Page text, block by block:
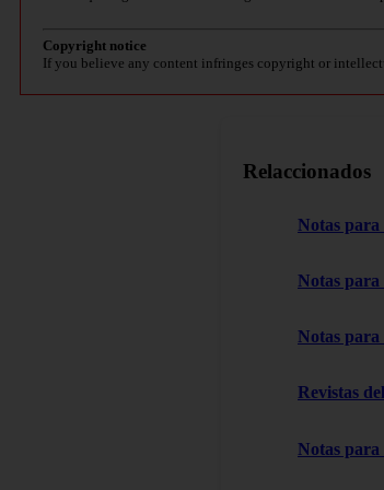
Copyright notice
If you believe any content infringes copyright or
Relaccionados
Notas
Notas
Notas
Revistas
Notas